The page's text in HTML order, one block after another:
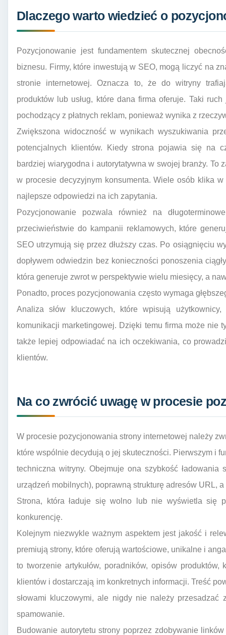
Dlaczego warto wiedzieć o
Pozycjonowanie jest fundamentem skutecznej
biznesu. Firmy, które inwestują w SEO, mogą liczyć na
stronie internetowej. Oznacza to, że do witryny
produktów lub usług, które dana firma oferuje. Taki
pochodzący z płatnych reklam, ponieważ wynika z
Zwiększona widoczność w wynikach wyszukiwania
potencjalnych klientów. Kiedy strona pojawia się na
bardziej wiarygodna i autorytatywna w swojej branży. To
w procesie decyzyjnym konsumenta. Wiele osób klika
najlepsze odpowiedzi na ich zapytania.
Pozycjonowanie pozwala również na
przeciwieństwie do kampanii reklamowych, które
SEO utrzymują się przez dłuższy czas. Po osiągnięciu
dopływem odwiedzin bez konieczności ponoszenia
która generuje zwrot w perspektywie wielu miesięcy, a
Ponadto, proces pozycjonowania często wymaga
Analiza słów kluczowych, które wpisują
komunikacji marketingowej. Dzięki temu firma może nie
także lepiej odpowiadać na ich oczekiwania, co
klientów.
Na co zwrócić uwagę w procesie
W procesie pozycjonowania strony internetowej należy
które wspólnie decydują o jej skuteczności. Pierwszym i
techniczna witryny. Obejmuje ona szybkość ładowania
urządzeń mobilnych), poprawną strukturę adresów URL,
Strona, która ładuje się wolno lub nie wyświetla się
konkurencję.
Kolejnym niezwykle ważnym aspektem jest jakość i
premiują strony, które oferują wartościowe, unikalne i
to tworzenie artykułów, poradników, opisów
klientów i dostarczają im konkretnych informacji. Treść
słowami kluczowymi, ale nigdy nie należy
spamowanie.
Budowanie autorytetu strony poprzez zdobywanie